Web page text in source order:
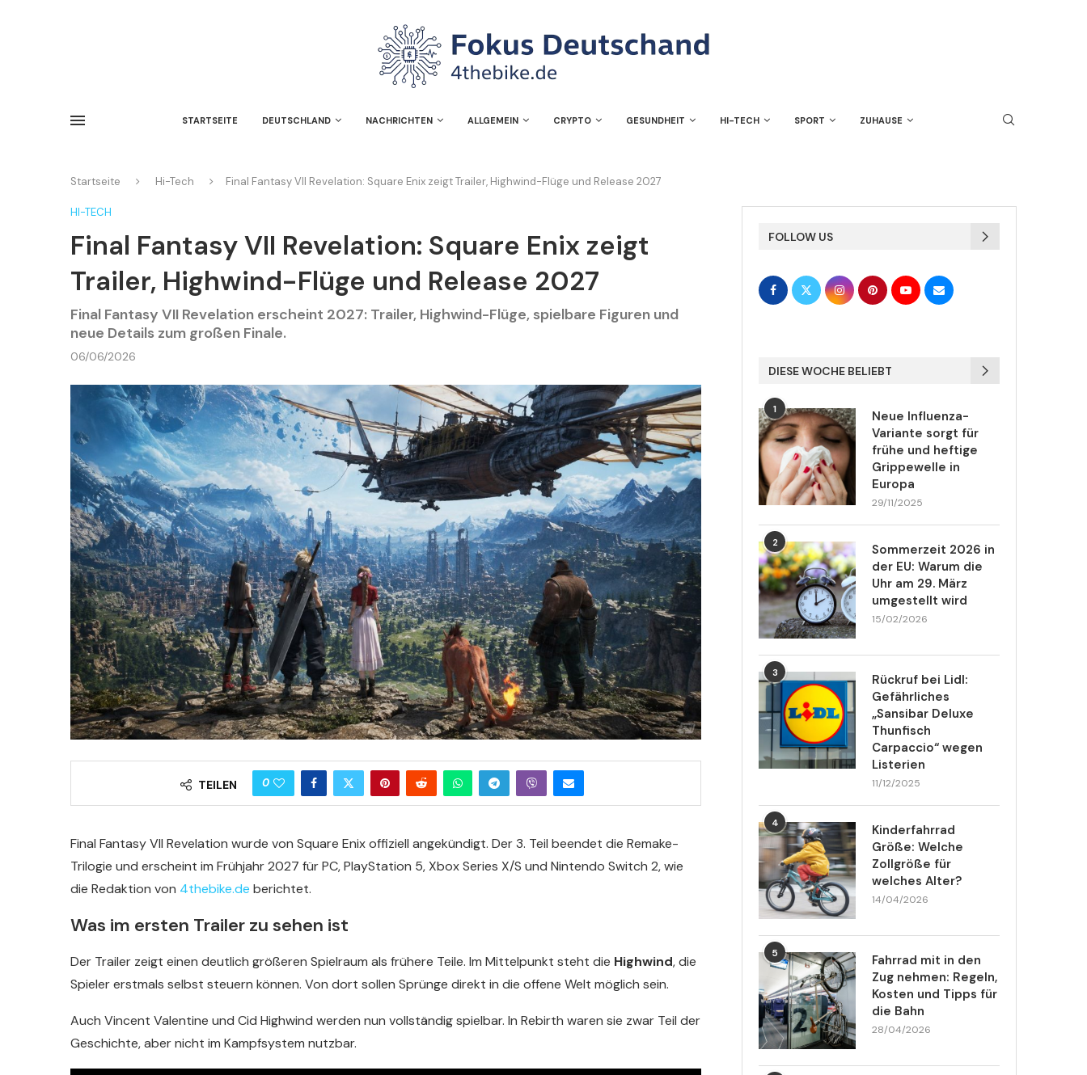
STARTSEITE DEUTSCHLAND NACHRICHTEN ALLGEMEIN CRYPTO GESUNDHEIT HI-TECH SPORT ZUHAUSE
Startseite Hi-Tech Final Fantasy VII Revelation: Square Enix zeigt Trailer, Highwind-Flüge und Release 2027
HI-TECH
Final Fantasy VII Revelation: Square Enix zeigt
Trailer, Highwind-Flüge und Release 2027
Final Fantasy VII Revelation erscheint 2027: Trailer, Highwind-Flüge, spielbare Figuren und
neue Details zum großen Finale.
06/06/2026
TEILEN 0
Final Fantasy VII Revelation wurde von Square Enix offiziell angekündigt. Der 3. Teil beendet die Remake-
Trilogie und erscheint im Frühjahr 2027 für PC, PlayStation 5, Xbox Series X/S und Nintendo Switch 2, wie
die Redaktion von 4thebike.de berichtet.
Was im ersten Trailer zu sehen ist
Der Trailer zeigt einen deutlich größeren Spielraum als frühere Teile. Im Mittelpunkt steht die Highwind, die
Spieler erstmals selbst steuern können. Von dort sollen Sprünge direkt in die offene Welt möglich sein.
Auch Vincent Valentine und Cid Highwind werden nun vollständig spielbar. In Rebirth waren sie zwar Teil der
Geschichte, aber nicht im Kampfsystem nutzbar.
FOLLOW US
DIESE WOCHE BELIEBT
1
Neue Influenza-
Variante sorgt für
frühe und heftige
Grippewelle in
Europa
29/11/2025
2
Sommerzeit 2026 in
der EU: Warum die
Uhr am 29. März
umgestellt wird
15/02/2026
3
Rückruf bei Lidl:
Gefährliches
„Sansibar Deluxe
Thunfisch
Carpaccio“ wegen
Listerien
11/12/2025
4
Kinderfahrrad
Größe: Welche
Zollgröße für
welches Alter?
14/04/2026
5
Fahrrad mit in den
Zug nehmen: Regeln,
Kosten und Tipps für
die Bahn
28/04/2026